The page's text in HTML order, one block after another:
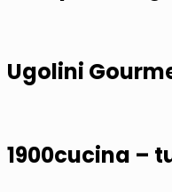
Ugolini
1900cucina –